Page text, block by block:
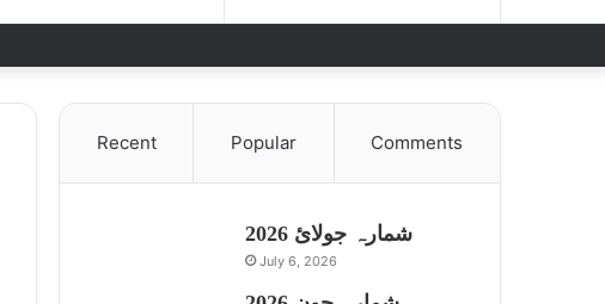
Recent Popular Comments
شمارہ جولائ 2026
July 6, 2026